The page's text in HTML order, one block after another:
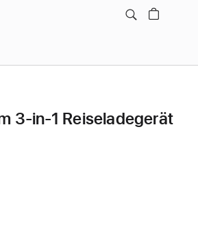
3-in-1 Reiseladegerät